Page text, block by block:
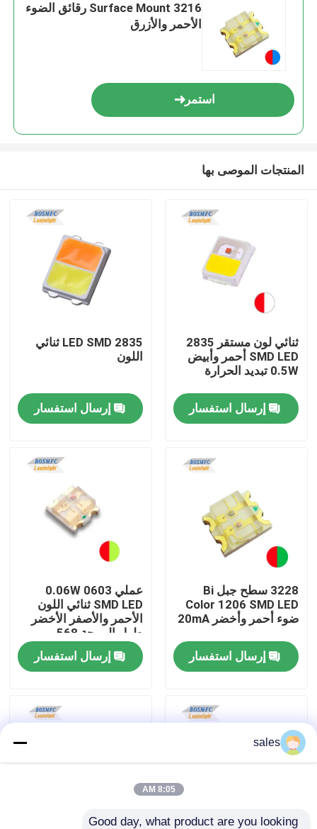
منزل
أشرطة فيديو
عرض الواقع الافتراضي
حول بنا
جولة في المعمل
اتصل بنا
جميع القضايا
Surface Mount 3216 رقائق الضوء
الأحمر والأزرق
استمر
المنتجات الموصى بها
ثنائي لون مستقر 2835
SMD LED أحمر وأبيض
0.5W تبديد الحرارة
إرسال استفسار
2835 LED SMD ثنائي
اللون
إرسال استفسار
3228 سطح جبل Bi
Color 1206 SMD LED
ضوء أحمر وأخضر 20mA
إرسال استفسار
عملي 0.06W 0603
SMD LED ثنائي اللون
الأحمر والأصفر الأخضر
طول الموجة 568-
576nm 1615
إرسال استفسار
sales
8:05 AM
Good day, what product are you looking